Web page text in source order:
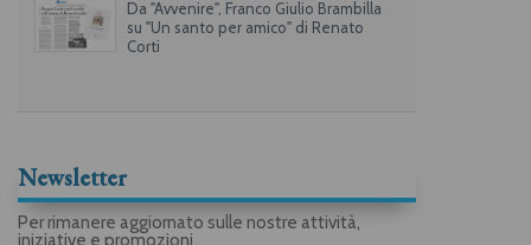
Da "Avvenire", Franco Giulio Brambilla
su "Un santo per amico" di Renato
Corti
Newsletter
Per rimanere aggiornato sulle nostre attività,
iniziative e promozioni